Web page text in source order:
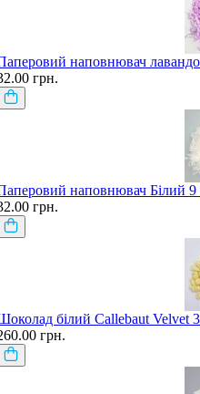
наповнювач
грн.
наповнювач Білий 9
грн.
білий Callebaut Velvet
грн.